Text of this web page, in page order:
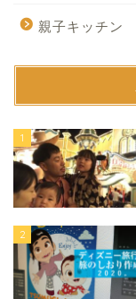
親子キッチン
1
2